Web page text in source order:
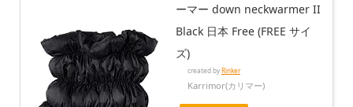
ーマー down neckwarmer II
Black 日本 Free (FREE サイ
ズ)
created byRinker
Karrimor(カリマー)